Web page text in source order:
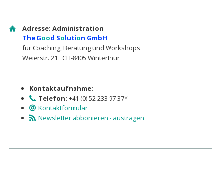
Adresse: Administration
The Good Solution GmbH
für Coaching, Beratung und Workshops
Weierstr. 21 CH-8405 Winterthur
Kontaktaufnahme:
Telefon: +41 (0) 52 233 97 37*
Kontaktformular
Newsletter abbonieren - austragen